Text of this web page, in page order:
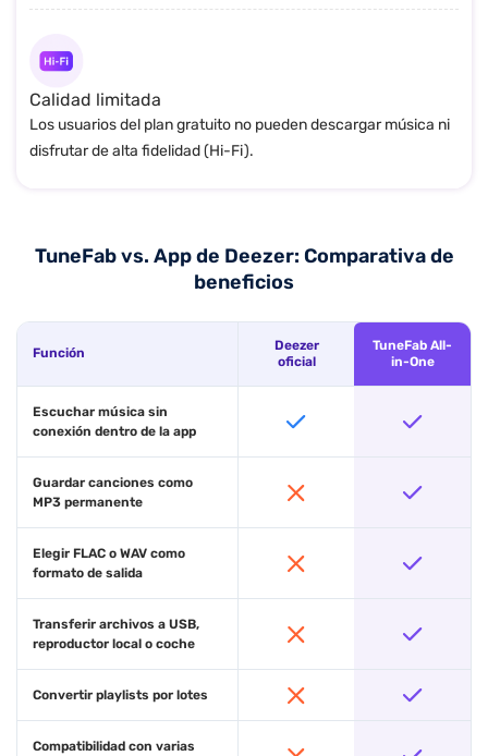
Calidad limitada
Los usuarios del plan gratuito no pueden descargar música ni
disfrutar de alta fidelidad (Hi-Fi).
TuneFab vs. App de Deezer: Comparativa de
beneficios
Función
Deezer
oficial
TuneFab All-
in-One
Escuchar música sin
conexión dentro de la app
Guardar canciones como
MP3 permanente
Elegir FLAC o WAV como
formato de salida
Transferir archivos a USB,
reproductor local o coche
Convertir playlists por lotes
Compatibilidad con varias